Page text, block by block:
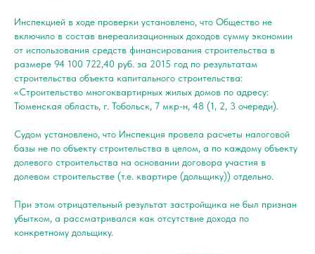
Инспекцией в ходе проверки установлено, что Общество не
включило в состав внереализационных доходов сумму экономии
от использования средств финансирования строительства в
размере 94 100 722,40 руб. за 2015 год по результатам
строительства объекта капитального строительства:
«Строительство многоквартирных жилых домов по адресу:
Тюменская область, г. Тобольск, 7 мкр-н, 48 (1, 2, 3 очереди).
Судом установлено, что Инспекция провела расчеты налоговой
базы не по объекту строительства в целом, а по каждому объекту
долевого строительства на основании договора участия в
долевом строительстве (т.е. квартире (дольщику)) отдельно.
При этом отрицательный результат застройщика не был признан
убытком, а рассматривался как отсутствие дохода по
конкретному дольщику.